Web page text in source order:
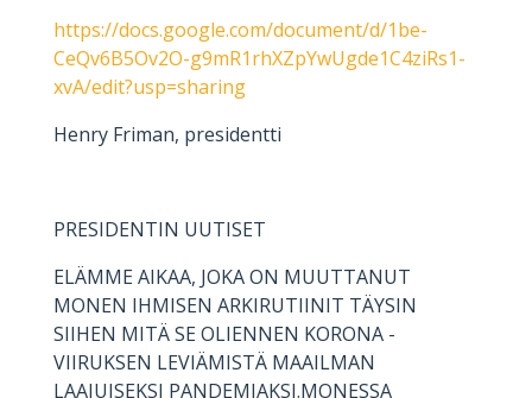
https://docs.google.com/document/d/1be-
CeQv6B5Ov2O-g9mR1rhXZpYwUgde1C4ziRs1-
xvA/edit?usp=sharing
Henry Friman, presidentti
PRESIDENTIN UUTISET
ELÄMME AIKAA, JOKA ON MUUTTANUT
MONEN IHMISEN ARKIRUTIINIT TÄYSIN
SIIHEN MITÄ SE OLIENNEN KORONA -
VIIRUKSEN LEVIÄMISTÄ MAAILMAN
LAAJUISEKSI PANDEMIAKSI.MONESSA